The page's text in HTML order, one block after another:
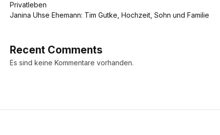
Privatleben
Janina Uhse Ehemann: Tim Gutke, Hochzeit, Sohn und Familie
Recent Comments
Es sind keine Kommentare vorhanden.